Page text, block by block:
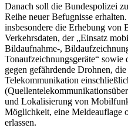
Danach soll die Bundespolizei
Reihe neuer Befugnisse
insbesondere die Erhebung von
Verkehrsdaten, der „Einsatz
Bildaufnahme-,
Tonaufzeichnungsgeräte“
gegen gefährdende Drohnen,
Telekommunikation
und Lokalisierung von
Möglichkeit, eine Meldeauflage
erlassen.